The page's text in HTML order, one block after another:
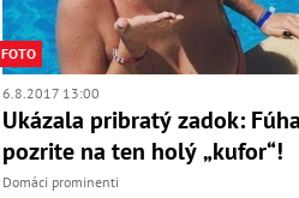
FOTO
6.8.2017 13:00
Ukázala pribratý zadok:
pozrite na ten holý „kufor“!
Domáci prominenti